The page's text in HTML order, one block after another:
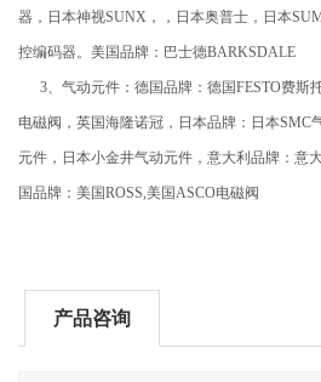
器，日本神视SUNX，，日本奥普士，日本
控编码器。美国品牌：巴士德BARKSDALE
3、气动元件：德国品牌：德国FESTO费斯
电磁阀，英国海隆诺冠，日本品牌：日本SMC
元件，日本小金井气动元件，意大利品牌：意
国品牌：美国ROSS,美国ASCO电磁阀
产品咨询